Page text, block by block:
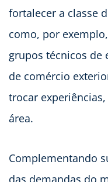
fortalecer a classe
como, por
grupos técnicos de
de comércio
trocar
área.
Complementando
das demandas do